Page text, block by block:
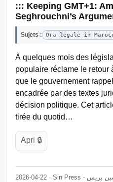
::: Keeping GMT+1:
Seghrouchni’s
Sujets : Ora legale in
À quelques mois des
populaire réclame le retour
que le gouvernement
encadrée par des textes
décision politique. Cet
tirée du quotid…
Apri 🔒